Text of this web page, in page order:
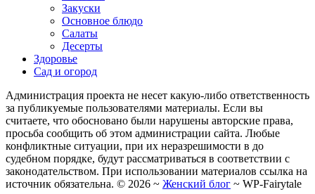
Закуски
Основное блюдо
Салаты
Десерты
Здоровье
Сад и огород
Администрация проекта не несет какую-либо ответственность
за публикуемые пользователями материалы. Если вы
считаете, что обосновано были нарушены авторские права,
просьба сообщить об этом администрации сайта. Любые
конфликтные ситуации, при их неразрешимости в до
судебном порядке, будут рассматриваться в соответствии с
законодательством. При использовании материалов ссылка на
источник обязательна. © 2026 ~ Женский блог ~ WP-Fairytale